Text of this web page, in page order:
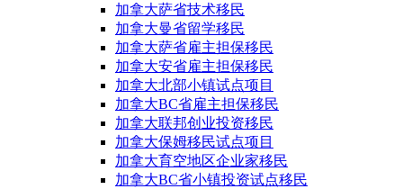
加拿大萨省技术移民
加拿大曼省留学移民
加拿大萨省雇主担保移民
加拿大安省雇主担保移民
加拿大北部小镇试点项目
加拿大BC省雇主担保移民
加拿大联邦创业投资移民
加拿大保姆移民试点项目
加拿大育空地区企业家移民
加拿大BC省小镇投资试点移民